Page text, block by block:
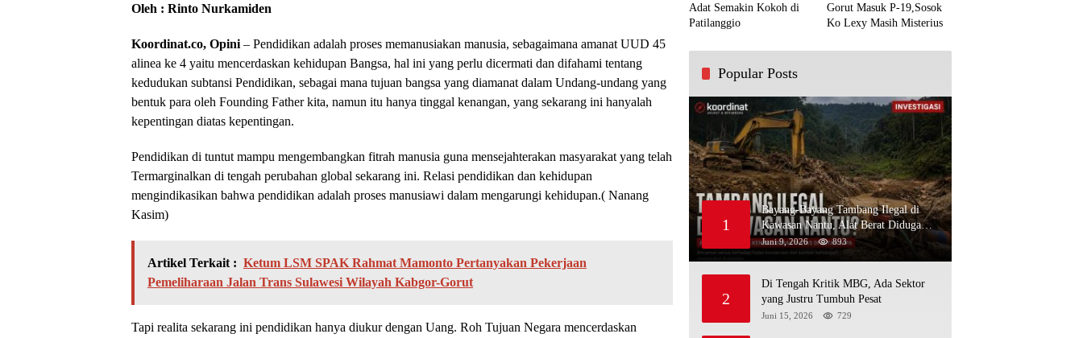
Oleh : Rinto Nurkamiden
Koordinat.co, Opini – Pendidikan adalah proses memanusiakan manusia, sebagaimana amanat UUD 45
alinea ke 4 yaitu mencerdaskan kehidupan Bangsa, hal ini yang perlu dicermati dan difahami tentang
kedudukan subtansi Pendidikan, sebagai mana tujuan bangsa yang diamanat dalam Undang-undang yang
bentuk para oleh Founding Father kita, namun itu hanya tinggal kenangan, yang sekarang ini hanyalah
kepentingan diatas kepentingan.
Pendidikan di tuntut mampu mengembangkan fitrah manusia guna mensejahterakan masyarakat yang telah
Termarginalkan di tengah perubahan global sekarang ini. Relasi pendidikan dan kehidupan
mengindikasikan bahwa pendidikan adalah proses manusiawi dalam mengarungi kehidupan.( Nanang
Kasim)
Artikel Terkait : Ketum LSM SPAK Rahmat Mamonto Pertanyakan Pekerjaan
Pemeliharaan Jalan Trans Sulawesi Wilayah Kabgor-Gorut
Tapi realita sekarang ini pendidikan hanya diukur dengan Uang. Roh Tujuan Negara mencerdaskan
Adat Semakin Kokoh di
Patilanggio
Gorut Masuk P-19,Sosok
Ko Lexy Masih Misterius
Popular Posts
1
Bayang-Bayang Tambang Ilegal di
Kawasan Nantu, Alat Berat Diduga
Kembali Menembus Hutan Sapa
Juni 9, 2026 893
2
Di Tengah Kritik MBG, Ada Sektor
yang Justru Tumbuh Pesat
Juni 15, 2026 729